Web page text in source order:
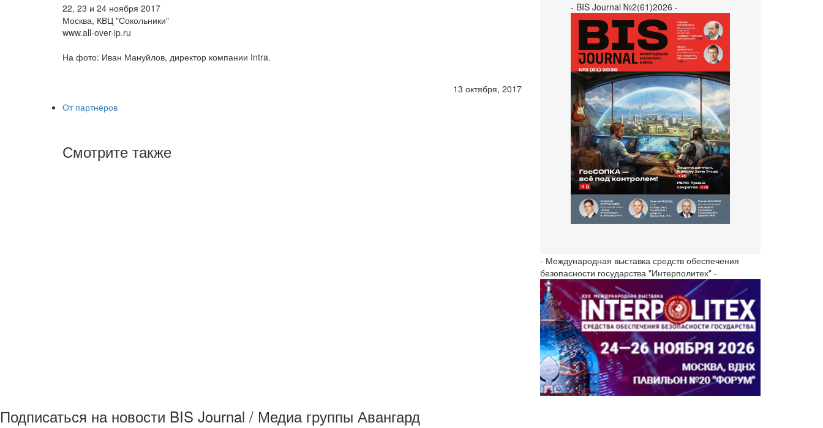
22, 23 и 24 ноября 2017
Москва, КВЦ "Сокольники"
www.all-over-ip.ru
На фото: Иван Мануйлов, директор компании Intra.
13 октября, 2017
От партнёров
Смотрите также
- BIS Journal №2(61)2026 -
- Международная выставка средств обеспечения
безопасности государства "Интерполитех" -
Подписаться на новости BIS Journal / Медиа группы Авангард